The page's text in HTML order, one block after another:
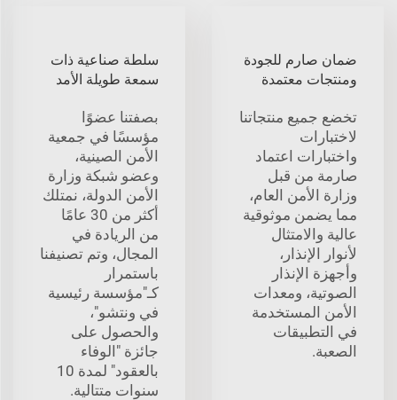
ضمان صارم للجودة
ومنتجات معتمدة
تخضع جميع منتجاتنا
لاختبارات
واختبارات اعتماد
صارمة من قبل
وزارة الأمن العام،
مما يضمن موثوقية
عالية والامتثال
لأنوار الإنذار،
وأجهزة الإنذار
الصوتية، ومعدات
الأمن المستخدمة
في التطبيقات
الصعبة.
سلطة صناعية ذات
سمعة طويلة الأمد
بصفتنا عضوًا
مؤسسًا في جمعية
الأمن الصينية،
وعضو شبكة وزارة
الأمن الدولة، نمتلك
أكثر من 30 عامًا
من الريادة في
المجال، وتم تصنيفنا
باستمرار
كـ"مؤسسة رئيسية
في ونتشو"،
والحصول على
جائزة "الوفاء
بالعقود" لمدة 10
سنوات متتالية.